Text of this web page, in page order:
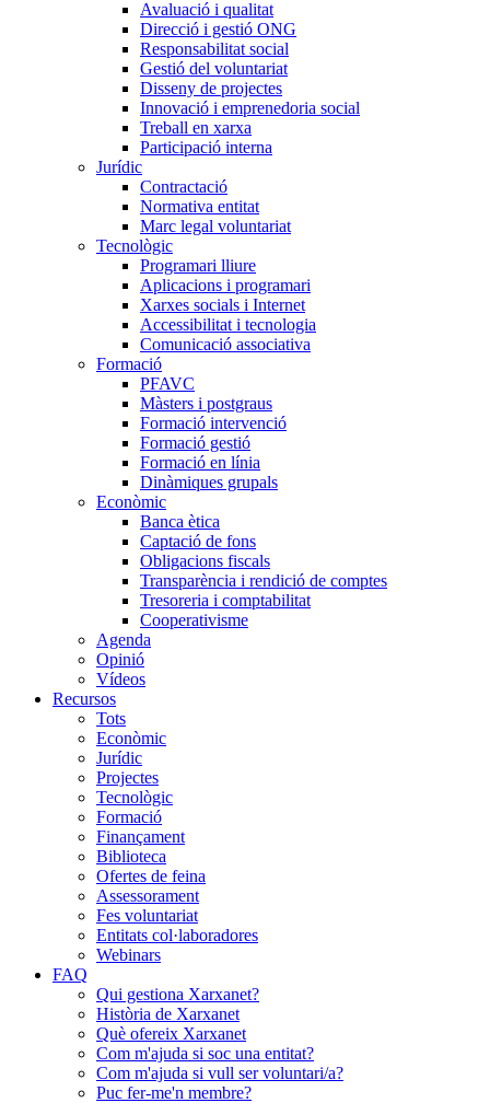
Avaluació i qualitat
Direcció i gestió ONG
Responsabilitat social
Gestió del voluntariat
Disseny de projectes
Innovació i emprenedoria social
Treball en xarxa
Participació interna
Jurídic
Contractació
Normativa entitat
Marc legal voluntariat
Tecnològic
Programari lliure
Aplicacions i programari
Xarxes socials i Internet
Accessibilitat i tecnologia
Comunicació associativa
Formació
PFAVC
Màsters i postgraus
Formació intervenció
Formació gestió
Formació en línia
Dinàmiques grupals
Econòmic
Banca ètica
Captació de fons
Obligacions fiscals
Transparència i rendició de comptes
Tresoreria i comptabilitat
Cooperativisme
Agenda
Opinió
Vídeos
Recursos
Tots
Econòmic
Jurídic
Projectes
Tecnològic
Formació
Finançament
Biblioteca
Ofertes de feina
Assessorament
Fes voluntariat
Entitats col·laboradores
Webinars
FAQ
Qui gestiona Xarxanet?
Història de Xarxanet
Què ofereix Xarxanet
Com m'ajuda si soc una entitat?
Com m'ajuda si vull ser voluntari/a?
Puc fer-me'n membre?